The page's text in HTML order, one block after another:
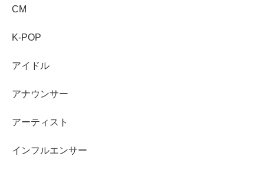
ご両親についての情報がないので、ハーフかどうかの特定
なんの情報もないということは、吉田あかりさんがハーフ
18歳（2022年10月現在）にしてこのスタイルはかなり日
CM
K-POP
アイドル
アナウンサー
アーティスト
インフルエンサー